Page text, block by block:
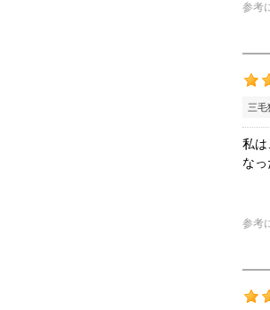
参考
三
私は
な
参考